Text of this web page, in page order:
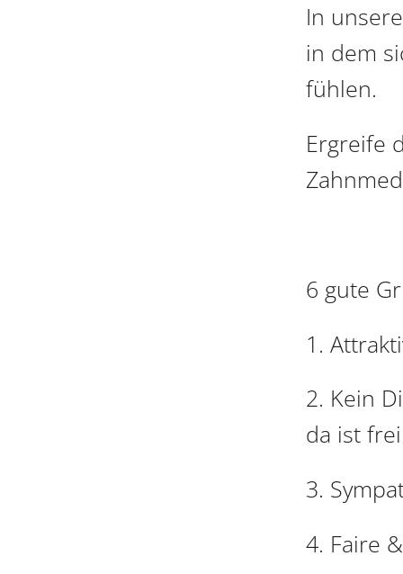
In
in dem
fühlen.
Ergreife
6 gute
1.
2. Kein
da ist
3.
4. Faire